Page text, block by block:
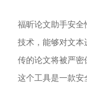
福昕论文助手安全
技术，能够对文本
传的论文将被严密
这个工具是一款安